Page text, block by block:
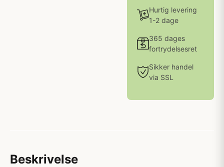
Hurtig levering
1-2 dage
365 dages
fortrydelsesret
Sikker handel
via SSL
Beskrivelse